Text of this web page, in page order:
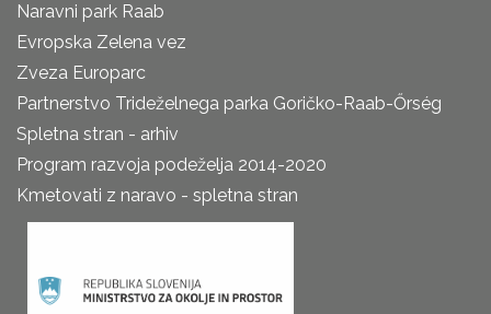
Naravni park Raab
Evropska Zelena vez
Zveza Europarc
Partnerstvo Trideželnega parka Goričko-Raab-Őrség
Spletna stran - arhiv
Program razvoja podeželja 2014-2020
Kmetovati z naravo - spletna stran